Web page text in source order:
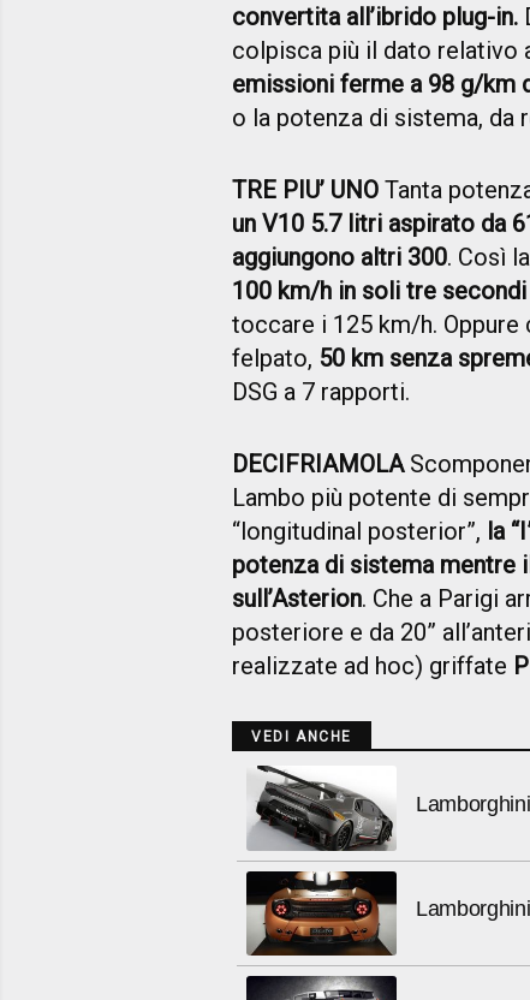
convertita all’ibrido plug-in.
colpisca più il dato relativo
emissioni ferme a 98 g/km
o la potenza di sistema, da
TRE PIU’ UNO Tanta
un V10 5.7 litri aspirato da
aggiungono altri 300. Così la
100 km/h in soli tre secondi
toccare i 125 km/h.
felpato, 50 km senza
DSG a 7 rapporti.
DECIFRIAMOLA
Lambo più potente di
“longitudinal posterior”, la
potenza di sistema mentre
sull’Asterion. Che a Parigi
posteriore e da 20”
realizzate ad hoc) griffate
VEDI ANCHE